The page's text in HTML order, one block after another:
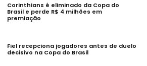
Corinthians é eliminado da Copa do
Brasil e perde R$ 4 milhões em
premiação
Fiel recepciona jogadores antes de duelo
decisivo na Copa do Brasil